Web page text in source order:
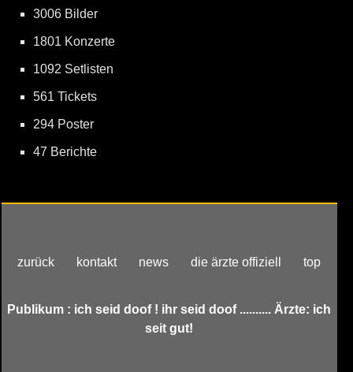
3006 Bilder
1801 Konzerte
1092 Setlisten
561 Tickets
294 Poster
47 Berichte
zurück kontakt news die ärzte offiziell top
Publikum : ich seid doof ! ihr seid doof .......... Ärzte: ich
seit gut!